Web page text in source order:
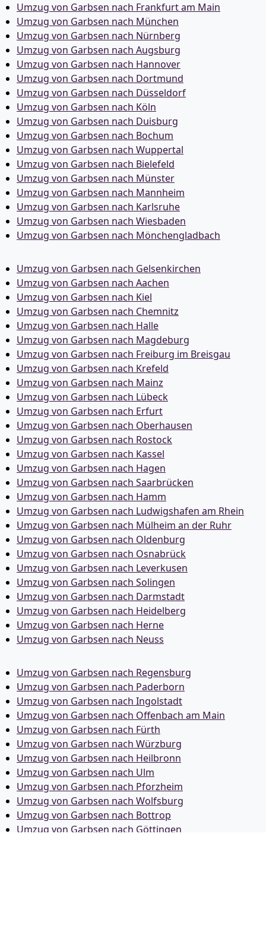
Umzug von Garbsen nach Frankfurt am Main
Umzug von Garbsen nach München
Umzug von Garbsen nach Nürnberg
Umzug von Garbsen nach Augsburg
Umzug von Garbsen nach Hannover
Umzug von Garbsen nach Dortmund
Umzug von Garbsen nach Düsseldorf
Umzug von Garbsen nach Köln
Umzug von Garbsen nach Duisburg
Umzug von Garbsen nach Bochum
Umzug von Garbsen nach Wuppertal
Umzug von Garbsen nach Bielefeld
Umzug von Garbsen nach Münster
Umzug von Garbsen nach Mannheim
Umzug von Garbsen nach Karlsruhe
Umzug von Garbsen nach Wiesbaden
Umzug von Garbsen nach Mönchen­gladbach
Umzug von Garbsen nach Gelsenkirchen
Umzug von Garbsen nach Aachen
Umzug von Garbsen nach Kiel
Umzug von Garbsen nach Chemnitz
Umzug von Garbsen nach Halle
Umzug von Garbsen nach Magdeburg
Umzug von Garbsen nach Freiburg im Breisgau
Umzug von Garbsen nach Krefeld
Umzug von Garbsen nach Mainz
Umzug von Garbsen nach Lübeck
Umzug von Garbsen nach Erfurt
Umzug von Garbsen nach Oberhausen
Umzug von Garbsen nach Rostock
Umzug von Garbsen nach Kassel
Umzug von Garbsen nach Hagen
Umzug von Garbsen nach Saarbrücken
Umzug von Garbsen nach Hamm
Umzug von Garbsen nach Ludwigshafen am Rhein
Umzug von Garbsen nach Mülheim an der Ruhr
Umzug von Garbsen nach Oldenburg
Umzug von Garbsen nach Osnabrück
Umzug von Garbsen nach Leverkusen
Umzug von Garbsen nach Solingen
Umzug von Garbsen nach Darmstadt
Umzug von Garbsen nach Heidelberg
Umzug von Garbsen nach Herne
Umzug von Garbsen nach Neuss
Umzug von Garbsen nach Regensburg
Umzug von Garbsen nach Paderborn
Umzug von Garbsen nach Ingolstadt
Umzug von Garbsen nach Offenbach am Main
Umzug von Garbsen nach Fürth
Umzug von Garbsen nach Würzburg
Umzug von Garbsen nach Heilbronn
Umzug von Garbsen nach Ulm
Umzug von Garbsen nach Pforzheim
Umzug von Garbsen nach Wolfsburg
Umzug von Garbsen nach Bottrop
Umzug von Garbsen nach Göttingen